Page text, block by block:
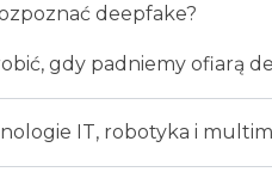
deepfake?
gdy padniemy ofiarą
IT, robotyka i